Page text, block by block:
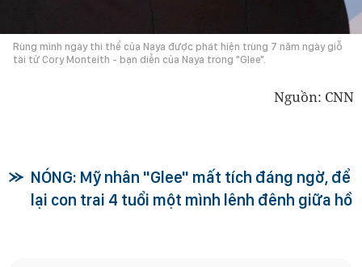
Rùng mình ngày thi thể của Naya được phát hiện trùng 7 năm ngày giỗ
tài tử Cory Monteith - bạn diễn của Naya trong "Glee".
Nguồn: CNN
NÓNG: Mỹ nhân "Glee" mất tích đáng ngờ, để
lại con trai 4 tuổi một mình lênh đênh giữa hồ